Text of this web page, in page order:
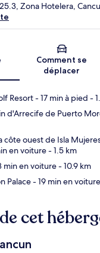
Carte
Zona Hotelera,
Comment se
déplacer
Resort- 17 min à pied -
d'Arrecife de Puerto
côte ouest de Isla
en voiture- 1.5 km
min en voiture- 10.9 km
Palace- 19 min en voiture
cet